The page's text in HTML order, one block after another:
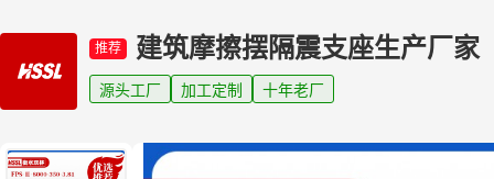
推荐 建筑摩擦摆隔震支座生产厂家
源头工厂 加工定制 十年老厂